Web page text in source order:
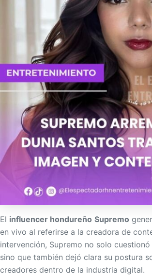
El influencer hondureño Supremo
en vivo al referirse a la creadora de
intervención, Supremo no solo
sino que también dejó clara su postura
creadores dentro de la industria digital.